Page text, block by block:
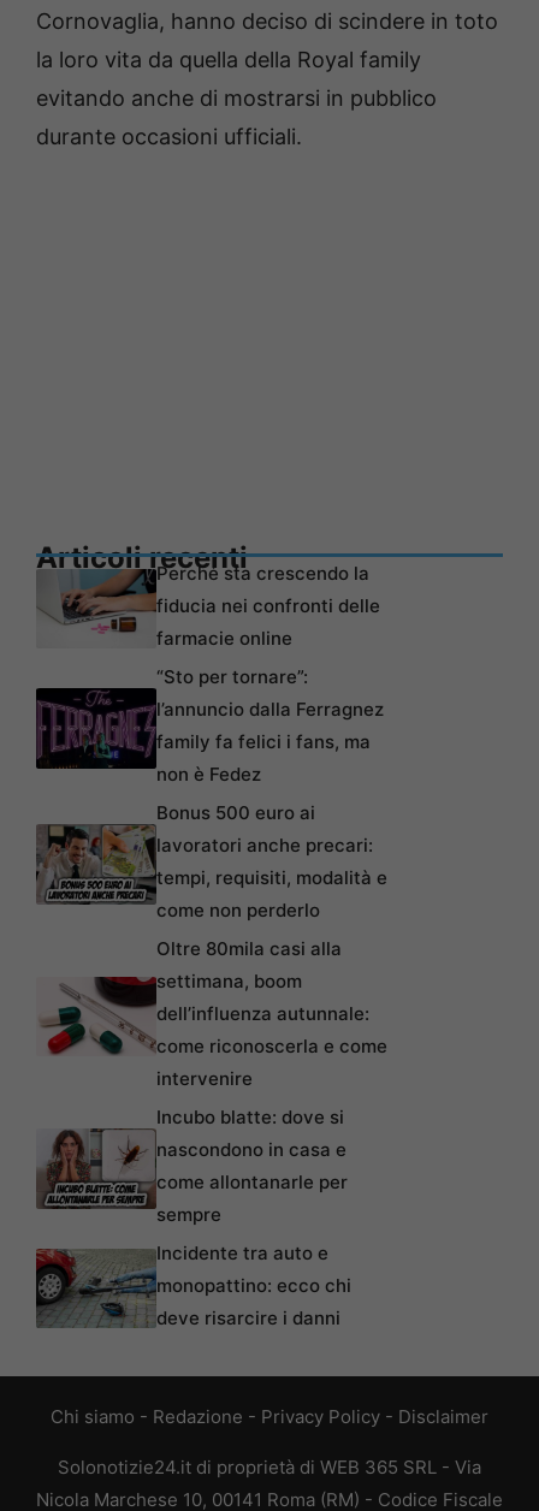
Cornovaglia, hanno deciso di scindere in toto
la loro vita da quella della Royal family
evitando anche di mostrarsi in pubblico
durante occasioni ufficiali.
Articoli recentiPerché sta crescendo la
fiducia nei confronti delle
farmacie online
“Sto per tornare”:
l’annuncio dalla Ferragnez
family fa felici i fans, ma
non è Fedez
Bonus 500 euro ai
lavoratori anche precari:
tempi, requisiti, modalità e
come non perderlo
Oltre 80mila casi alla
settimana, boom
dell’influenza autunnale:
come riconoscerla e come
intervenire
Incubo blatte: dove si
nascondono in casa e
come allontanarle per
sempre
Incidente tra auto e
monopattino: ecco chi
deve risarcire i danni
Chi siamo - Redazione - Privacy Policy - Disclaimer
Solonotizie24.it di proprietà di WEB 365 SRL - Via
Nicola Marchese 10, 00141 Roma (RM) - Codice Fiscale